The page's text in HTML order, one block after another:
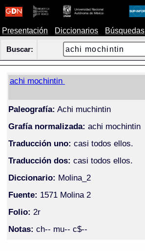
Presentación Diccionarios Búsquedas
Buscar:
achi mochintin
Paleografía: Achi muchintin
Grafía normalizada: achi mochintin
Traducción uno: casi todos ellos.
Traducción dos: casi todos ellos.
Diccionario: Molina_2
Fuente: 1571 Molina 2
Folio: 2r
Notas: ch-- mu-- c$--